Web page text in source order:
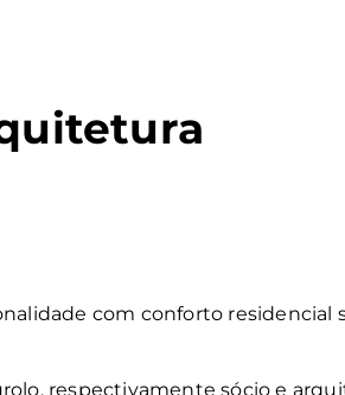
com conforto residencial
respectivamente sócio e